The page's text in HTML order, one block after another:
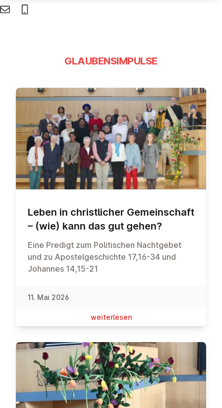
GLAUBENSIMPULSE
Leben in christ­li­cher Ge­mein­schaft
– (wie) kann das gut gehen?
Eine Predigt zum Politischen Nachtgebet
und zu Apostelgeschichte 17,16-34 und
Johannes 14,15-21
11. Mai 2026
wei­ter­le­sen